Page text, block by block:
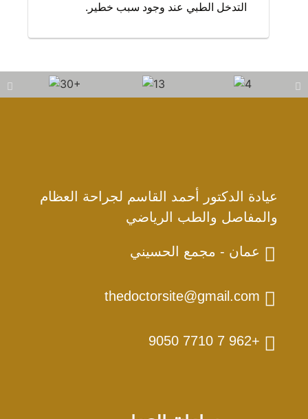
التدخل الطبي عند وجود سبب خطير.
عيادة الدكتور أحمد القاسم لجراحة العظام
والمفاصل والطب الرياضي
عمان - مجمع الحسيني
thedoctorsite@gmail.com
+962 7 7710 9050